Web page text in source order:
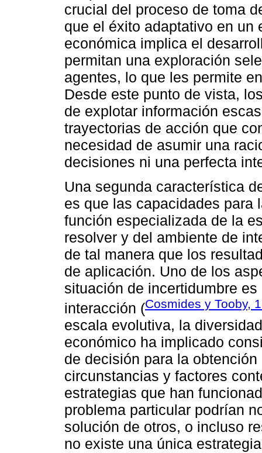
crucial del proceso de toma
que el éxito adaptativo en un
económica implica el
permitan una exploración
agentes, lo que les permite
Desde este punto de vista,
de explotar información
trayectorias de acción que
necesidad de asumir una
decisiones ni una perfecta
Una segunda característica
es que las capacidades para
función especializada de la
resolver y del ambiente de
de tal manera que los
de aplicación. Uno de los
situación de incertidumbre
interacción (Cosmides y Tooby,
escala evolutiva, la
económico ha implicado
de decisión para la
circunstancias y factores
estrategias que han
problema particular podrían
solución de otros, o incluso
no existe una única